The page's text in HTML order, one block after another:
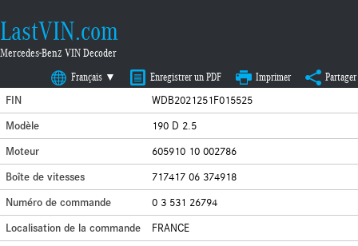
LastVIN.com
Mercedes-Benz VIN Decoder
Français ▼ Enregistrer un PDF Imprimer Partager
FIN
WDB2021251F015525
Modèle
190 D 2.5
Moteur
605910 10 002786
Boîte de vitesses
717417 06 374918
Numéro de commande
0 3 531 26794
Localisation de la commande
FRANCE